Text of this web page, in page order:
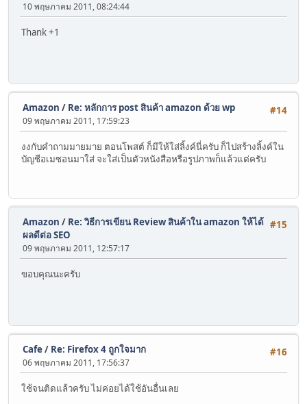
10 พฤษภาคม 2011, 08:24:44
Thank +1
#14
Amazon / Re: หลักการ post สินค้า amazon ด้วย wp
09 พฤษภาคม 2011, 17:59:23
งงกับคำถามมายมาย ตอนโพสต์ ก็มีให้ใส่ลิ้งค์นี่ครับ ก็ไปสร้างลิ้งค์ใน
บัญชีอเมซอนมาใส่ จะใส่เป็นตัวหนังสือหรือรูปภาพก็แล้วแต่ครับ
#15
Amazon / Re: วิธีการเขียน Review สินค้าใน amazon ให้ได้
ผลดีต่อ SEO
09 พฤษภาคม 2011, 12:57:17
ขอบคุณนะครับ
#16
Cafe/ Re: Firefox 4 ถูกใจมาก
06 พฤษภาคม 2011, 17:56:37
ใช้จนติดแล้วครับ ไม่ค่อยได้ใช้อันอื่นเลย